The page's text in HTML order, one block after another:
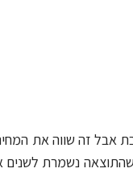
אבל זה שווה את
נשמרת לשנים